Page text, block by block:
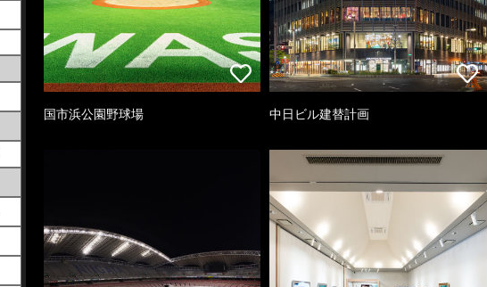
国市浜公園野球場 中日ビル建替計画